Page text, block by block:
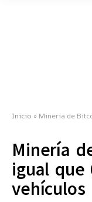
Inicio » Minería de
Minería
igual
vehículos